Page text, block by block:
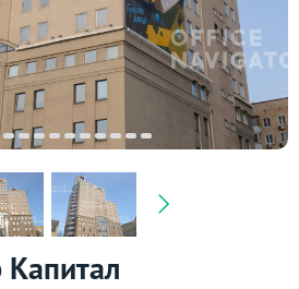
Капитал